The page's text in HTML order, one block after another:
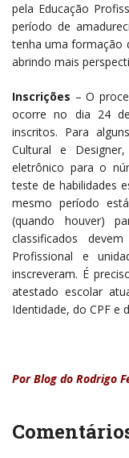
pela Educação
período de
tenha uma formação
abrindo mais
Inscrições – O
ocorre no dia 24
inscritos. Para
Cultural e
eletrônico para o
teste de habilidades
mesmo período
(quando houver)
classificados
Profissional e
inscreveram. É
atestado escolar
Identidade, do CPF e
Por Blog do Rodrigo